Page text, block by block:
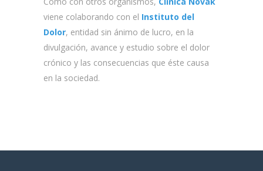
viene colaborando con el Instituto del
Dolor, entidad sin ánimo de lucro, en la
divulgación, avance y estudio sobre el dolor
crónico y las consecuencias que éste causa
en la sociedad.